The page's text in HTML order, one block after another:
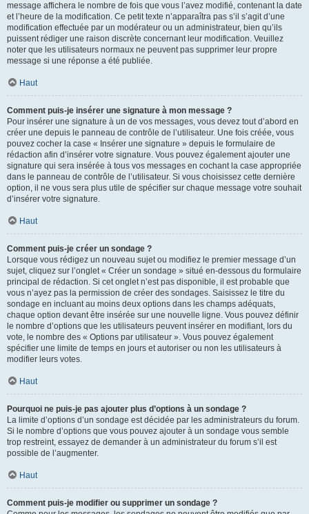
message affichera le nombre de fois que vous l’avez modifié, contenant la date
et l’heure de la modification. Ce petit texte n’apparaîtra pas s’il s’agit d’une
modification effectuée par un modérateur ou un administrateur, bien qu’ils
puissent rédiger une raison discrète concernant leur modification. Veuillez
noter que les utilisateurs normaux ne peuvent pas supprimer leur propre
message si une réponse a été publiée.
Haut
Comment puis-je insérer une signature à mon message ?
Pour insérer une signature à un de vos messages, vous devez tout d’abord en
créer une depuis le panneau de contrôle de l’utilisateur. Une fois créée, vous
pouvez cocher la case « Insérer une signature » depuis le formulaire de
rédaction afin d’insérer votre signature. Vous pouvez également ajouter une
signature qui sera insérée à tous vos messages en cochant la case appropriée
dans le panneau de contrôle de l’utilisateur. Si vous choisissez cette dernière
option, il ne vous sera plus utile de spécifier sur chaque message votre souhait
d’insérer votre signature.
Haut
Comment puis-je créer un sondage ?
Lorsque vous rédigez un nouveau sujet ou modifiez le premier message d’un
sujet, cliquez sur l’onglet « Créer un sondage » situé en-dessous du formulaire
principal de rédaction. Si cet onglet n’est pas disponible, il est probable que
vous n’ayez pas la permission de créer des sondages. Saisissez le titre du
sondage en incluant au moins deux options dans les champs adéquats,
chaque option devant être insérée sur une nouvelle ligne. Vous pouvez définir
le nombre d’options que les utilisateurs peuvent insérer en modifiant, lors du
vote, le nombre des « Options par utilisateur ». Vous pouvez également
spécifier une limite de temps en jours et autoriser ou non les utilisateurs à
modifier leurs votes.
Haut
Pourquoi ne puis-je pas ajouter plus d’options à un sondage ?
La limite d’options d’un sondage est décidée par les administrateurs du forum.
Si le nombre d’options que vous pouvez ajouter à un sondage vous semble
trop restreint, essayez de demander à un administrateur du forum s’il est
possible de l’augmenter.
Haut
Comment puis-je modifier ou supprimer un sondage ?